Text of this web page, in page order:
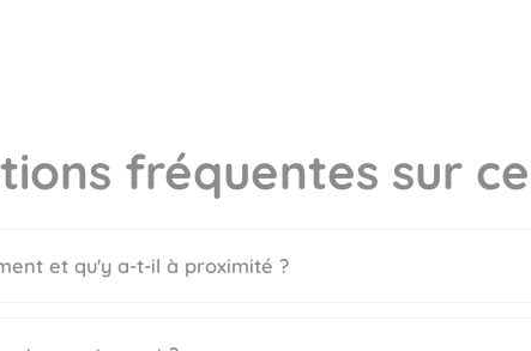
fréquentes sur
et qu'y a-t-il à proximité ?